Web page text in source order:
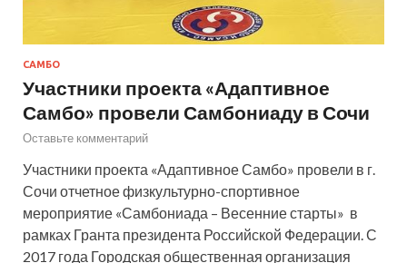
САМБО
Участники проекта «Адаптивное
Самбо» провели Самбониаду в Сочи
Оставьте комментарий
Участники проекта «Адаптивное Самбо» провели в г.
Сочи отчетное физкультурно-спортивное
мероприятие «Самбониада – Весенние старты» в
рамках Гранта президента Российской Федерации. С
2017 года Городская общественная организация